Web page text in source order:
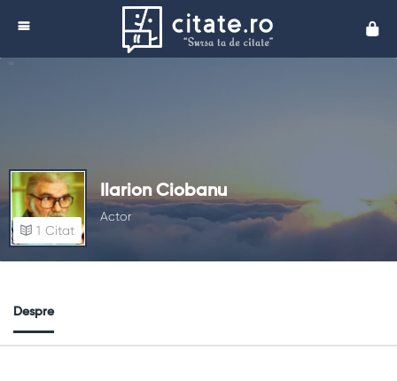
Ilarion Ciobanu
Actor
1 Citat
Despre